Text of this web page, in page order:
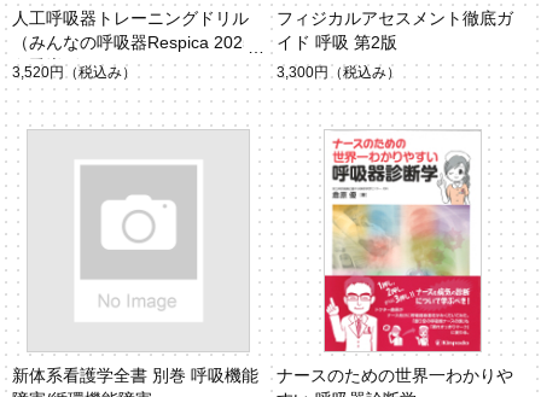
人工呼吸器トレーニングドリル
（みんなの呼吸器Respica 2025
冬季増刊）
3,520円 （税込み）
フィジカルアセスメント徹底ガ
イド 呼吸 第2版
3,300円 （税込み）
新体系看護学全書 別巻 呼吸機能
ナースのための世界一わかりや